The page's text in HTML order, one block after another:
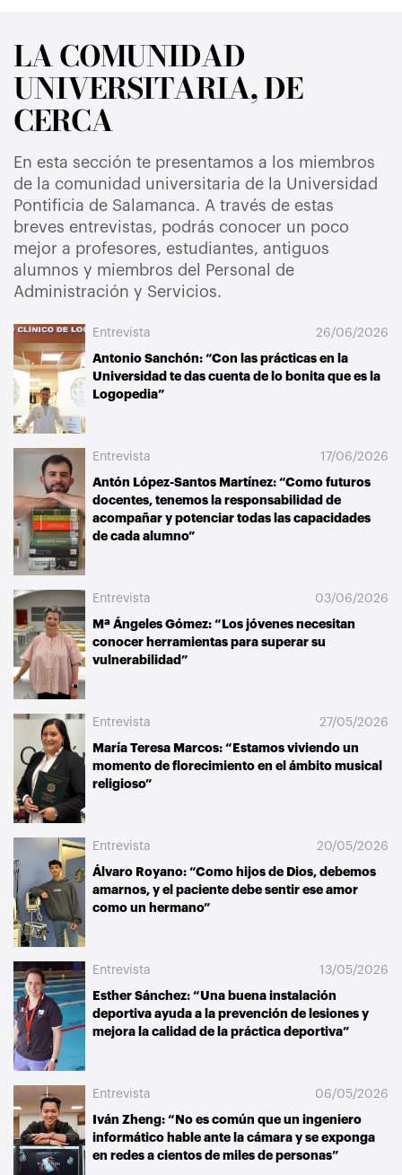
LA COMUNIDAD
UNIVERSITARIA, DE
CERCA
En esta sección te presentamos a los miembros
de la comunidad universitaria de la Universidad
Pontificia de Salamanca. A través de estas
breves entrevistas, podrás conocer un poco
mejor a profesores, estudiantes, antiguos
alumnos y miembros del Personal de
Administración y Servicios.
Entrevista
26/06/2026
Antonio Sanchón: “Con las prácticas en la
Universidad te das cuenta de lo bonita que es la
Logopedia”
Entrevista
17/06/2026
Antón López-Santos Martínez: “Como futuros
docentes, tenemos la responsabilidad de
acompañar y potenciar todas las capacidades
de cada alumno”
Entrevista
03/06/2026
Mª Ángeles Gómez: “Los jóvenes necesitan
conocer herramientas para superar su
vulnerabilidad”
Entrevista
27/05/2026
María Teresa Marcos: “Estamos viviendo un
momento de florecimiento en el ámbito musical
religioso”
Entrevista
20/05/2026
Álvaro Royano: “Como hijos de Dios, debemos
amarnos, y el paciente debe sentir ese amor
como un hermano”
Entrevista
13/05/2026
Esther Sánchez: “Una buena instalación
deportiva ayuda a la prevención de lesiones y
mejora la calidad de la práctica deportiva”
Entrevista
06/05/2026
Iván Zheng: “No es común que un ingeniero
informático hable ante la cámara y se exponga
en redes a cientos de miles de personas”